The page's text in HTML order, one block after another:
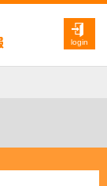
login